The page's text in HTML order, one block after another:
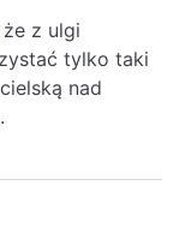
że z ulgi
tylko taki
nad